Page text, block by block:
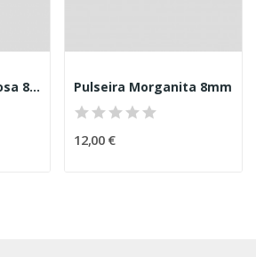
Pulseira quartzo rosa 8mm Pulseira Morganita 8mm
12,00 €